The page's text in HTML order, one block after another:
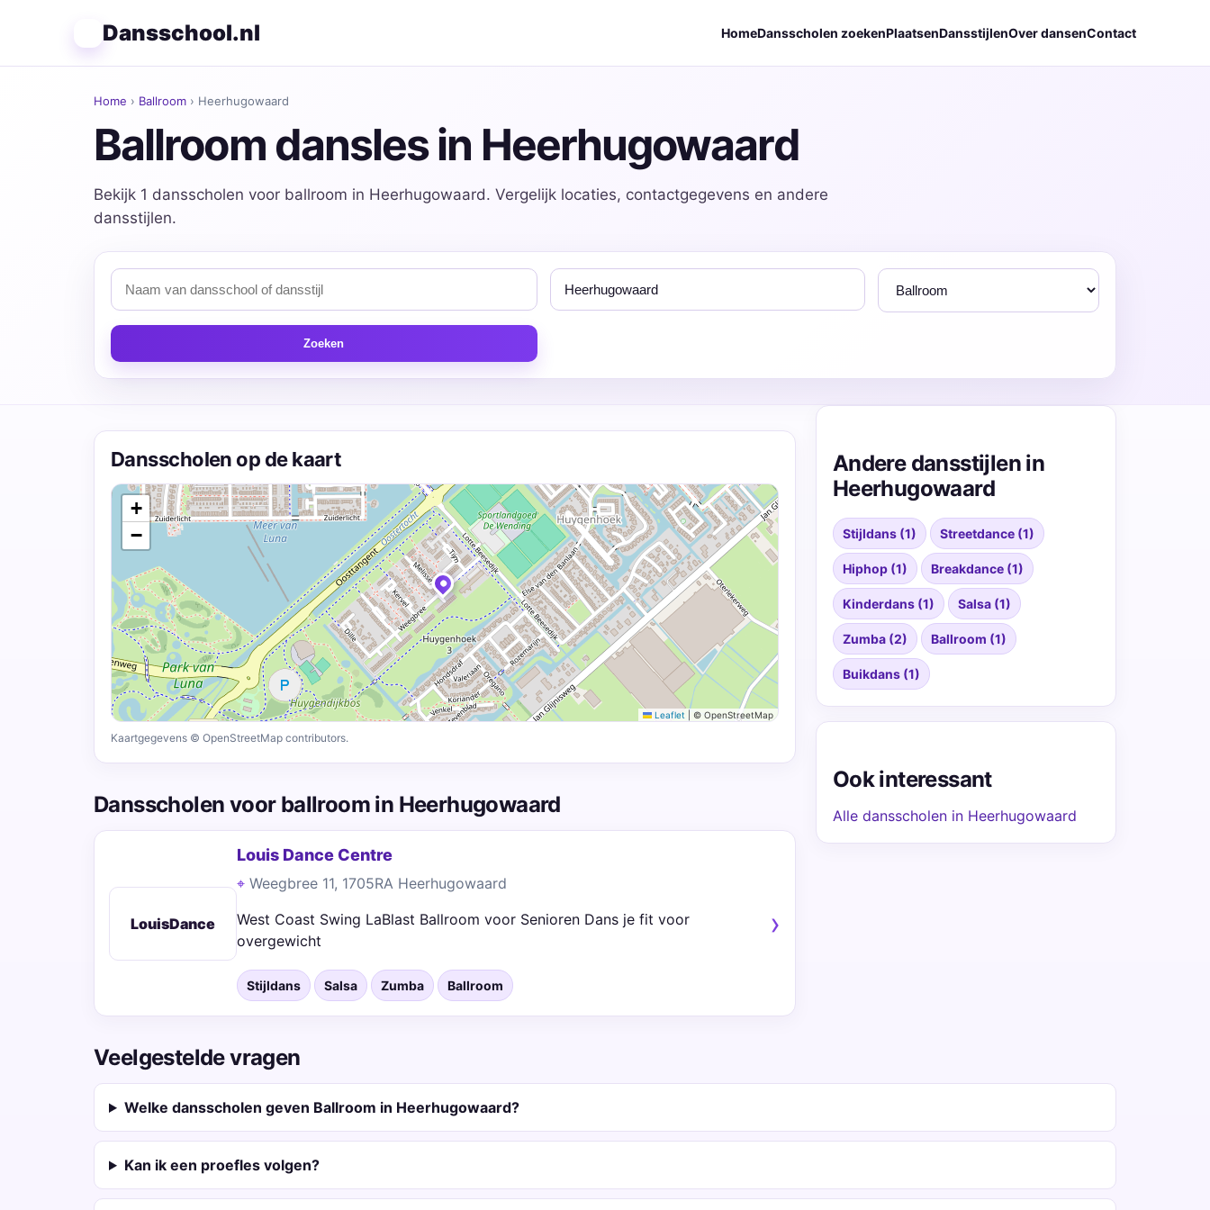
Dansschool.nl HomeDansscholen zoekenPlaatsenDansstijlenOver dansenContact
Home › Ballroom › Heerhugowaard
Ballroom dansles in Heerhugowaard
Bekijk 1 dansscholen voor ballroom in Heerhugowaard. Vergelijk locaties, contactgegevens en andere
dansstijlen.
Zoeken
Dansscholen op de kaart
+
−
Leaflet © OpenStreetMap
Kaartgegevens © OpenStreetMap contributors.
Dansscholen voor ballroom in Heerhugowaard
LouisDance
Louis Dance Centre
Weegbree 11, 1705RA Heerhugowaard
West Coast Swing LaBlast Ballroom voor Senioren Dans je fit voor
overgewicht
Stijldans Salsa Zumba Ballroom
Andere dansstijlen in
Heerhugowaard
Stijldans (1) Streetdance (1)
Hiphop (1) Breakdance (1)
Kinderdans (1) Salsa (1)
Zumba (2) Ballroom (1)
Buikdans (1)
Ook interessant
Alle dansscholen in Heerhugowaard
Veelgestelde vragen
Welke dansscholen geven Ballroom in Heerhugowaard?
Kan ik een proefles volgen?